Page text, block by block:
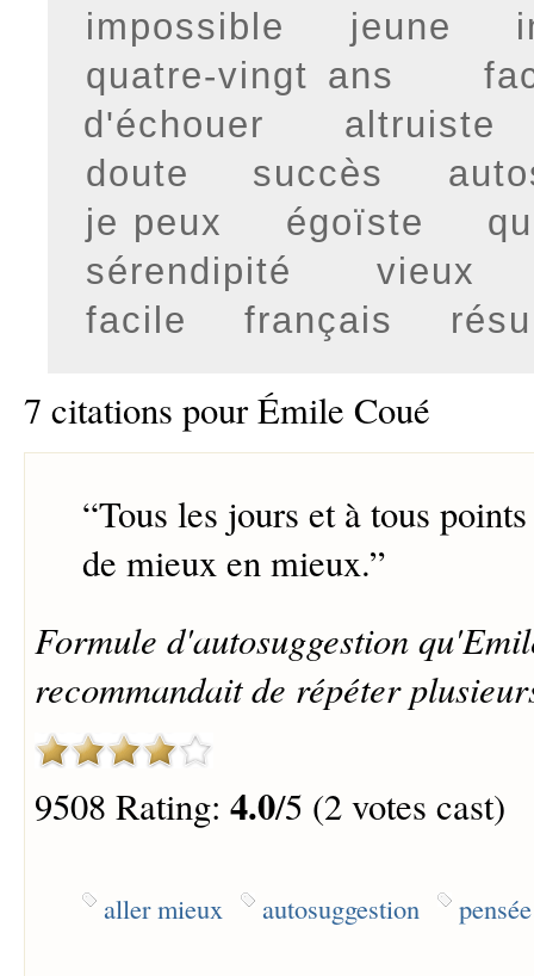
impossible
jeune
quatre-vingt ans
d'échouer
altruiste
doute
succès
je peux
égoïste
sérendipité
vieux
facile
français
7 citations pour Émile Coué
“Tous les jours et à tous
de mieux en mieux.”
Formule d'autosuggestion
recommandait de répéter
9508 Rating: 4.0/5 (2 votes cast)
aller mieux autosuggestion